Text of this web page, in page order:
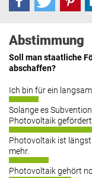
Abstimmung
Soll man staatliche
abschaffen?
Ich bin für ein
Solange es
Photovoltaik
Photovoltaik ist
mehr.
Photovoltaik gehört